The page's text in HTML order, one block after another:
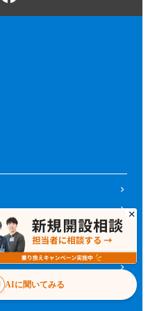
AIに聞いてみる